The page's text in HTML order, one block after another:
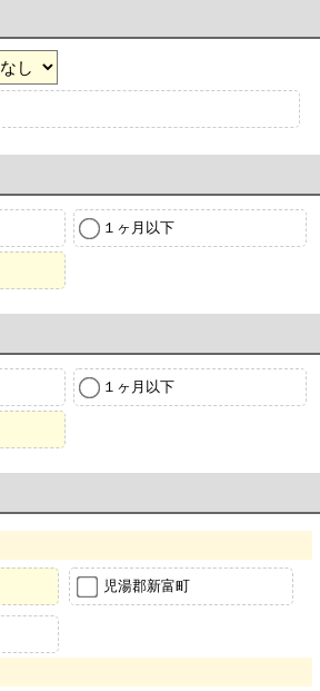
１ヶ月以下
１ヶ月以下
児湯郡新富町